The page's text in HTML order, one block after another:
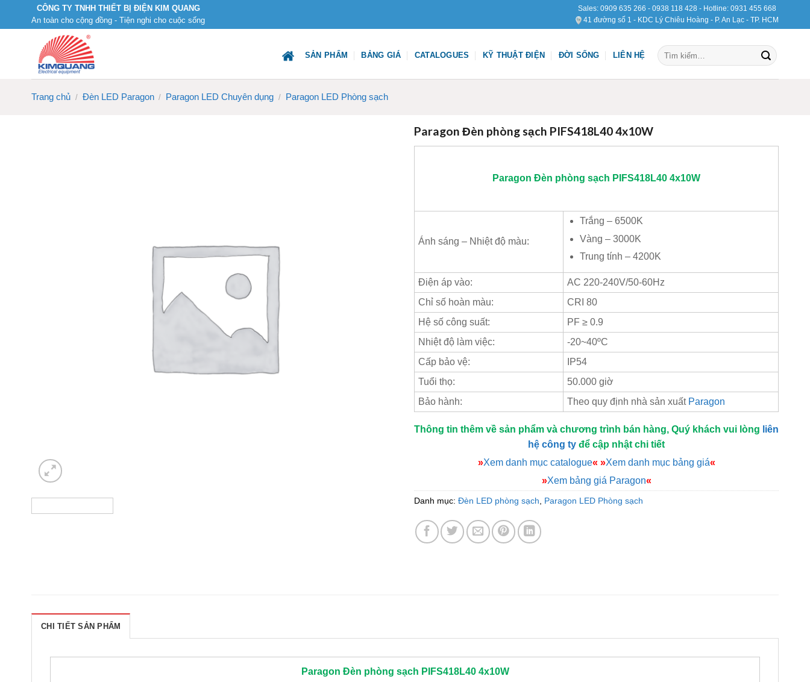
CÔNG TY TNHH THIẾT BỊ ĐIỆN KIM QUANG
An toàn cho cộng đồng - Tiện nghi cho cuộc sống
Sales: 0909 635 266 - 0938 118 428 - Hotline: 0931 455 668
41 đường số 1 - KDC Lý Chiêu Hoàng - P. An Lạc - TP. HCM
SẢN PHẨM BẢNG GIÁ CATALOGUES KỸ THUẬT ĐIỆN ĐỜI SỐNG LIÊN HỆ
Tìm
kiếm:
Trang chủ / Đèn LED Paragon / Paragon LED Chuyên dụng / Paragon LED Phòng sạch
Paragon Đèn phòng sạch PIFS418L40 4x10W
Paragon Đèn phòng sạch PIFS418L40 4x10W
Ánh sáng – Nhiệt độ màu:
Trắng – 6500K
Vàng – 3000K
Trung tính – 4200K
Điện áp vào:
AC 220-240V/50-60Hz
Chỉ số hoàn màu:
CRI 80
Hệ số công suất:
PF ≥ 0.9
Nhiệt độ làm việc:
-20~40ºC
Cấp bảo vệ:
IP54
Tuổi thọ:
50.000 giờ
Bảo hành:
Theo quy định nhà sản xuất Paragon
Thông tin thêm về sản phẩm và chương trình bán hàng, Quý khách vui lòng liên
hệ công ty để cập nhật chi tiết
»Xem danh mục catalogue« »Xem danh mục bảng giá«
»Xem bảng giá Paragon«
Danh mục: Đèn LED phòng sạch, Paragon LED Phòng sạch
CHI TIẾT SẢN PHẨM
Paragon Đèn phòng sạch PIFS418L40 4x10W